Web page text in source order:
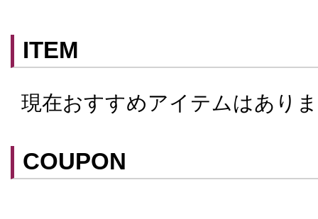
ITEM
現在おすすめアイテムはあり
COUPON